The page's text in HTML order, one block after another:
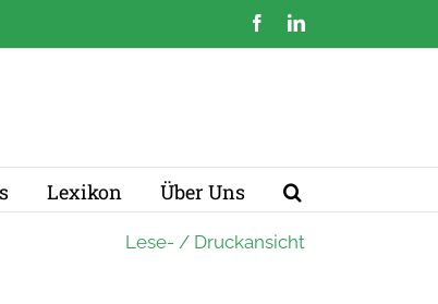
FacebookLinkedIn
Lexikon Über Uns
Lese- / Druckansicht